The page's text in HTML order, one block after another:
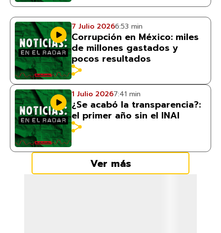
7 Julio 20266:53 min
Corrupción en México: miles
de millones gastados y
pocos resultados
1 Julio 20267:41 min
¿Se acabó la transparencia?:
el primer año sin el INAI
Ver más